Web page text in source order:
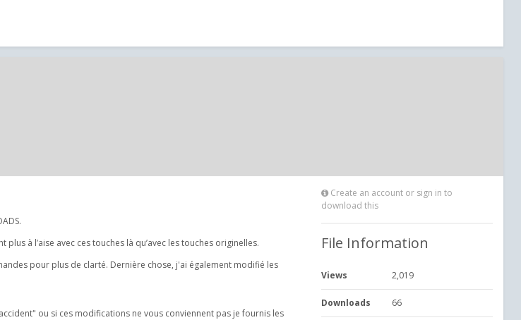
à l’aise avec ces touches là qu’avec les touches originelles.
pour plus de clarté. Dernière chose, j'ai également modifié les
ou si ces modifications ne vous conviennent pas je fournis les
Create an account or sign in to
download this
File Information
Views 2,019
Downloads 66